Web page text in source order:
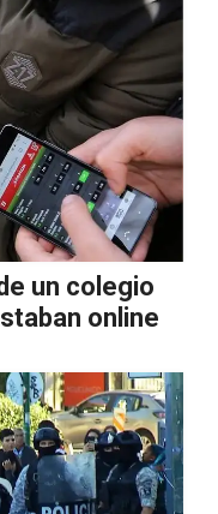
un colegio
online